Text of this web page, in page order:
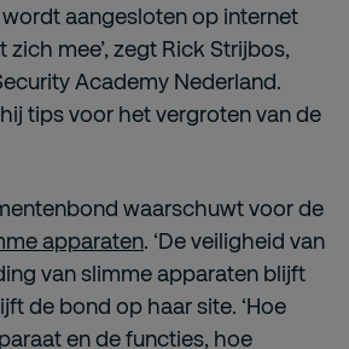
aangesloten op internet
zich mee’, zegt Rick Strijbos,
Academy Nederland.
tips voor het vergroten van de
waarschuwt voor de
apparaten. ‘De veiligheid van
van slimme apparaten blijft
de bond op haar site. ‘Hoe
en de functies, hoe